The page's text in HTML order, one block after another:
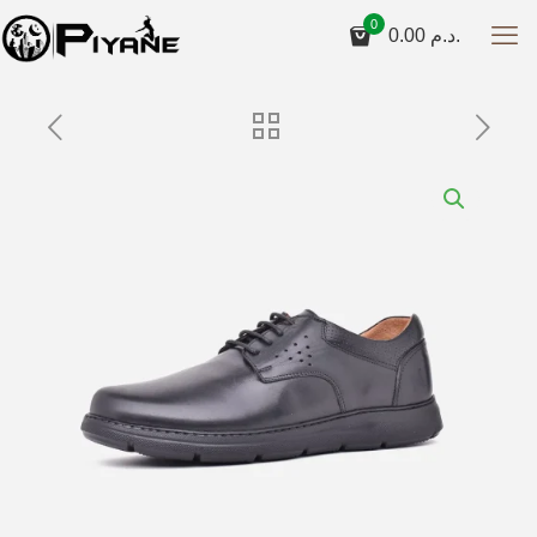
0
0.00 د.م.